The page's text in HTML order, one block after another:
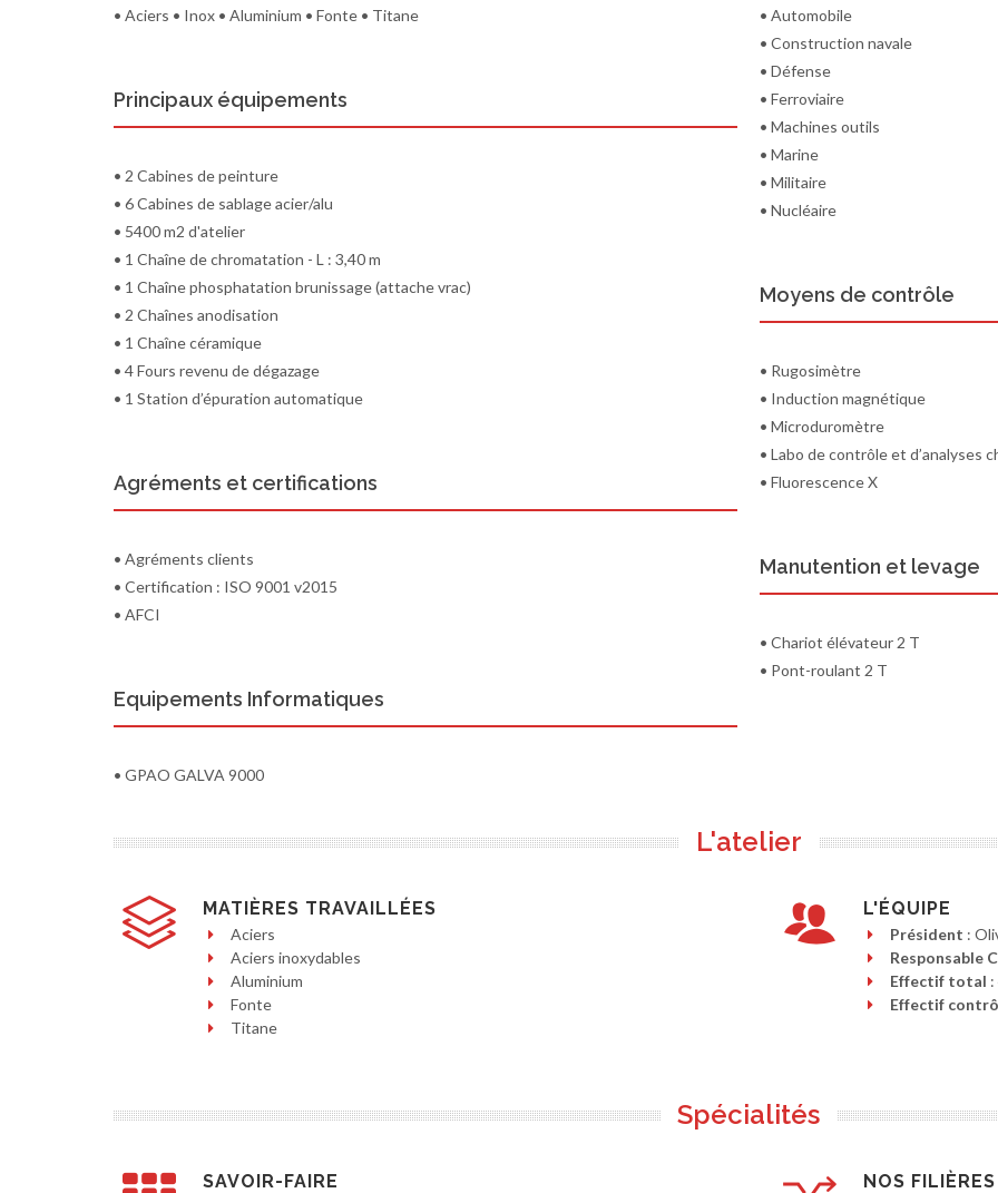
• Aciers • Inox • Aluminium • Fonte • Titane
• Automobile
• Construction navale
• Défense
• Ferroviaire
• Machines outils
• Marine
• Militaire
• Nucléaire
Principaux équipements
• 2 Cabines de peinture
• 6 Cabines de sablage acier/alu
• 5400 m2 d'atelier
• 1 Chaîne de chromatation - L : 3,40 m
• 1 Chaîne phosphatation brunissage (attache vrac)
• 2 Chaînes anodisation
• 1 Chaîne céramique
• 4 Fours revenu de dégazage
• 1 Station d’épuration automatique
Moyens de contrôle
• Rugosimètre
• Induction magnétique
• Microduromètre
• Labo de contrôle et d’analyses
• Fluorescence X
Agréments et certifications
• Agréments clients
• Certification : ISO 9001 v2015
• AFCI
Manutention et levage
• Chariot élévateur 2 T
• Pont-roulant 2 T
Equipements Informatiques
• GPAO GALVA 9000
L'atelier
MATIÈRES TRAVAILLÉES
Aciers
Aciers inoxydables
Aluminium
Fonte
Titane
L'ÉQUIPE
Président :
Responsable
Effectif total
Effectif
Spécialités
SAVOIR-FAIRE NOS FILIÈRES